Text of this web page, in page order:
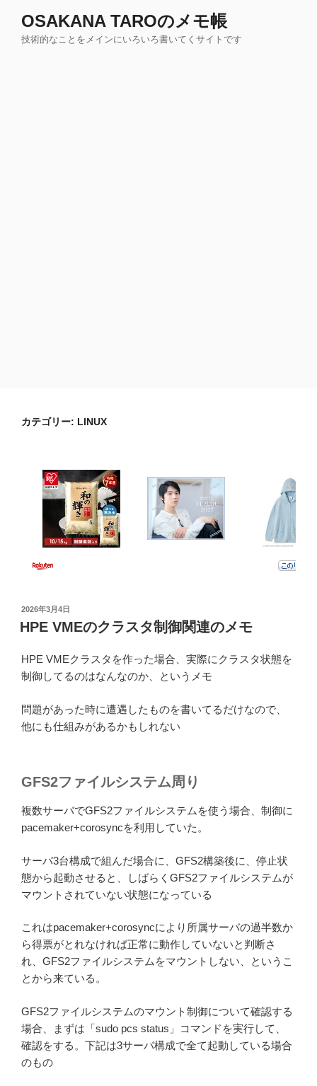
OSAKANA TAROのメモ帳
技術的なことをメインにいろいろ書いてくサイトです
カテゴリー: LINUX
投
稿
日:
2026年3月4日
HPE VMEのクラスタ制御関連のメモ
HPE VMEクラスタを作った場合、実際にクラスタ状態を
制御してるのはなんなのか、というメモ
問題があった時に遭遇したものを書いてるだけなので、
他にも仕組みがあるかもしれない
GFS2ファイルシステム周り
複数サーバでGFS2ファイルシステムを使う場合、制御に
pacemaker+corosyncを利用していた。
サーバ3台構成で組んだ場合に、GFS2構築後に、停止状
態から起動させると、しばらくGFS2ファイルシステムが
マウントされていない状態になっている
これはpacemaker+corosyncにより所属サーバの過半数か
ら得票がとれなければ正常に動作していないと判断さ
れ、GFS2ファイルシステムをマウントしない、というこ
とから来ている。
GFS2ファイルシステムのマウント制御について確認する
場合、まずは「sudo pcs status」コマンドを実行して、
確認をする。下記は3サーバ構成で全て起動している場合
のもの